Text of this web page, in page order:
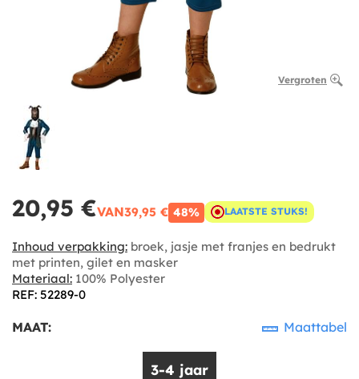
Vergroten
20,95 €VAN39,95 € 48% LAATSTE STUKS!
Inhoud verpakking: broek, jasje met franjes en bedrukt
met printen, gilet en masker
Materiaal: 100% Polyester
REF: 52289-0
MAAT: Maattabel
3-4 jaar